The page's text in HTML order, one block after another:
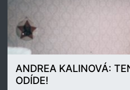
ANDREA KALINOVÁ:
ODÍDE!